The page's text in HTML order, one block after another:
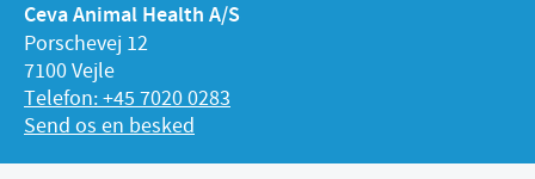
Ceva Animal Health A/S
Porschevej 12
7100 Vejle
Telefon: +45 7020 0283
Send os en besked